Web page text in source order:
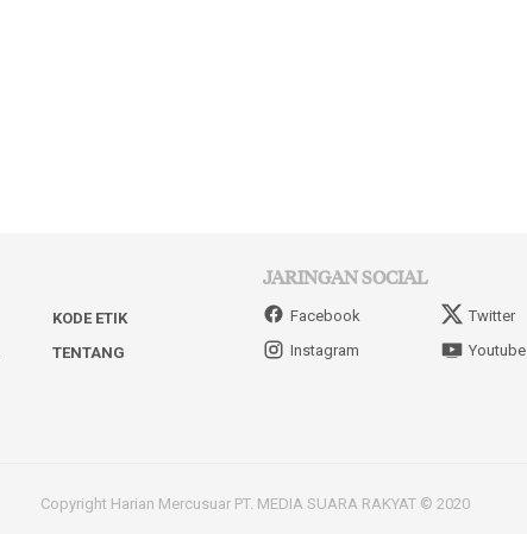
KODE ETIK
TENTANG
JARINGAN SOCIAL
Facebook Twitter
Instagram
Youtube
Copyright Harian Mercusuar PT. MEDIA SUARA RAKYAT © 2020